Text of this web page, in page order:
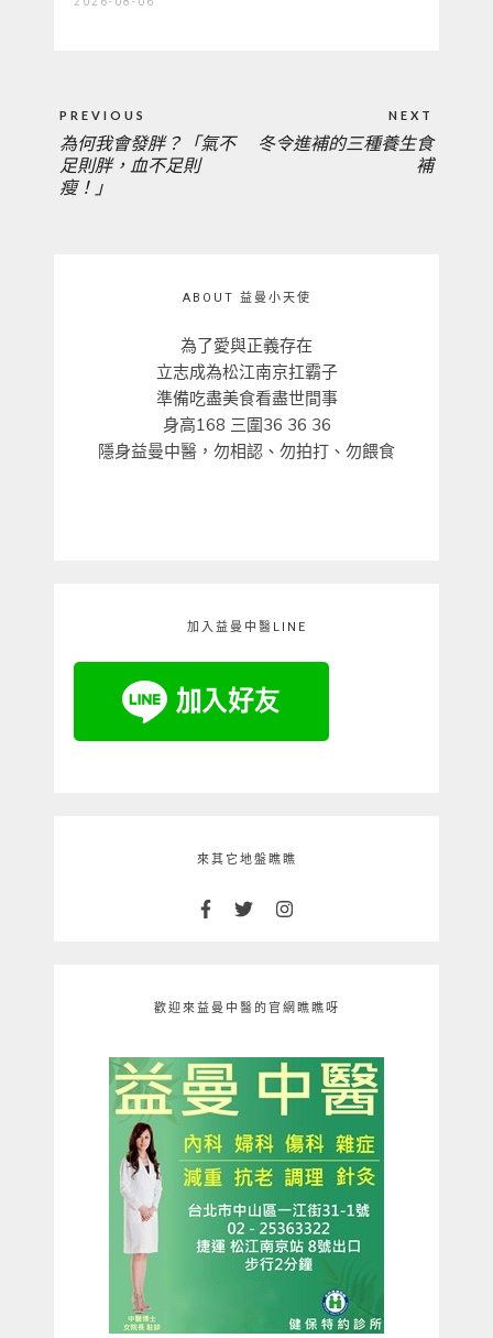
章
導
覽
PREVIOUS
PREVIOUS
POST:
為何我會發胖？「氣不
足則胖，血不足則
瘦！」
NEXT
冬令進補的三種養生食
補
ABOUT 益曼小天使
為了愛與正義存在
立志成為松江南京扛霸子
準備吃盡美食看盡世間事
身高168 三圍36 36 36
隱身益曼中醫，勿相認、勿拍打、勿餵食
加入益曼中醫LINE
來其它地盤瞧瞧
歡迎來益曼中醫的官網瞧瞧呀